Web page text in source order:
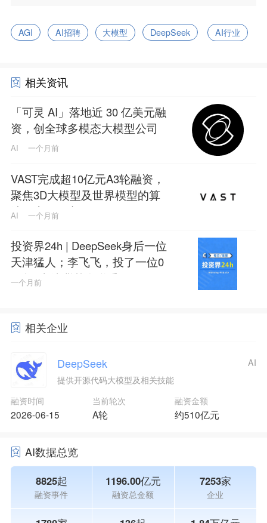
AGI AI招聘 大模型 DeepSeek AI行业
相关资讯
「可灵 AI」落地近 30 亿美元融
资，创全球多模态大模型公司
单轮融资规模新纪录
AI 一个月前
VAST完成超10亿元A3轮融资，
聚焦3D大模型及世界模型的算
法及应用研究
AI 一个月前
投资界24h | DeepSeek身后一位
天津猛人；李飞飞，投了一位0
0后；京津冀基金联手9只子基
一个月前
相关企业
DeepSeek
提供开源代码大模型及相关技能
AI
融资时间
2026-06-15
当前轮次
A轮
融资金额
约510亿元
AI数据总览
8825起
融资事件
1196.00亿元
融资总金额
7253家
企业